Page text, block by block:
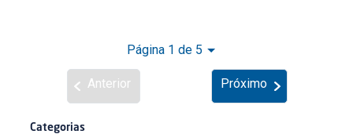
Página 1 de 5
Anterior Próximo
Categorias